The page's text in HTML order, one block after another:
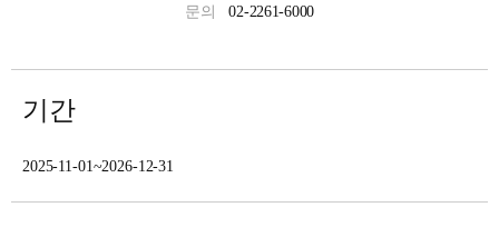
문의
02-2261-6000
기간
2025-11-01~2026-12-31